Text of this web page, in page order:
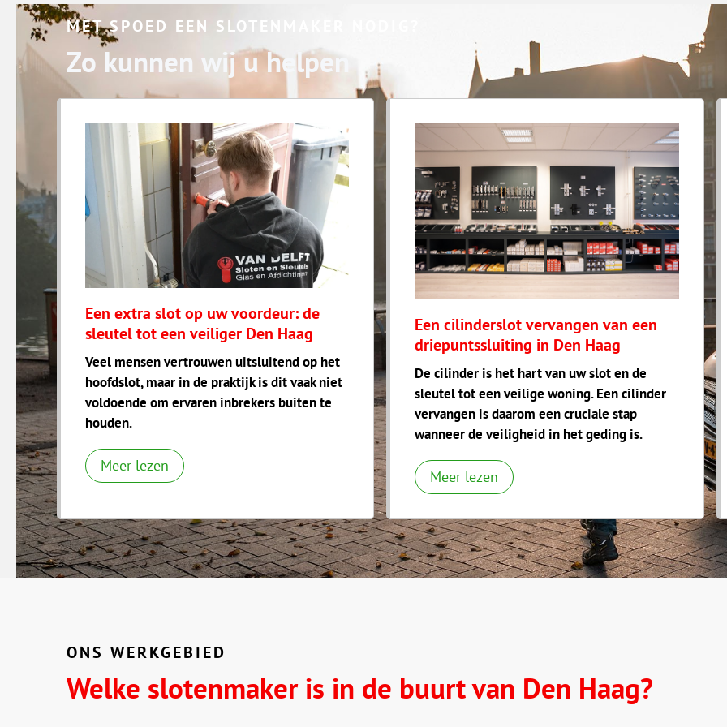
MET SPOED EEN SLOTENMAKER NODIG?
Zo kunnen wij u helpen
Een extra slot op uw voordeur: de
sleutel tot een veiliger Den Haag
Veel mensen vertrouwen uitsluitend op het
hoofdslot, maar in de praktijk is dit vaak niet
voldoende om ervaren inbrekers buiten te
houden.
Meer lezen
Een cilinderslot vervangen van een
driepuntssluiting in Den Haag
De cilinder is het hart van uw slot en de
sleutel tot een veilige woning. Een cilinder
vervangen is daarom een cruciale stap
wanneer de veiligheid in het geding is.
Meer lezen
ONS WERKGEBIED
Welke slotenmaker is in de buurt van Den Haag?